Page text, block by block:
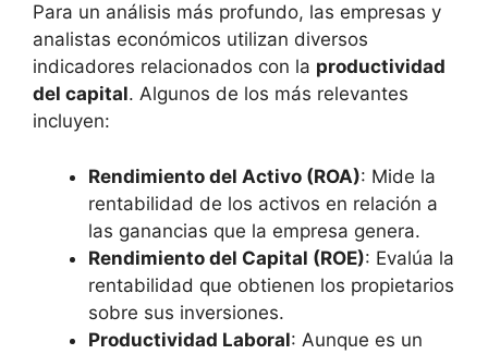
Para un análisis más profundo, las empresas y
analistas económicos utilizan diversos
indicadores relacionados con la productividad
del capital. Algunos de los más relevantes
incluyen:
Rendimiento del Activo (ROA): Mide la
rentabilidad de los activos en relación a
las ganancias que la empresa genera.
Rendimiento del Capital (ROE): Evalúa la
rentabilidad que obtienen los propietarios
sobre sus inversiones.
Productividad Laboral: Aunque es un